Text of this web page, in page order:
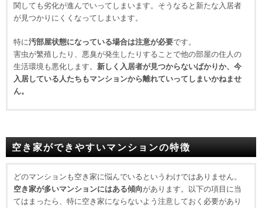
関しても劣化が進んでいってしまいます。そうなると新たな入居者
が見つかりにくくなってしまいます。
特に汚部屋状態になっている場合は注意が必要です。
害虫が繁殖したり、悪臭が発生したりすることで他の部屋の住人の
生活環境も悪化します。 新しく入居者が見つからないばかりか、今
入居している人たちもマンションから離れていってしまいかねませ
ん。
空き家ができやすいマンションの特徴
どのマンションも空き家に悩んでいるというわけではありません。
空き家が多いマンションにはある傾向があります。以下の項目に当
てはまったら、特に空き家にならないよう注意しておく必要があり